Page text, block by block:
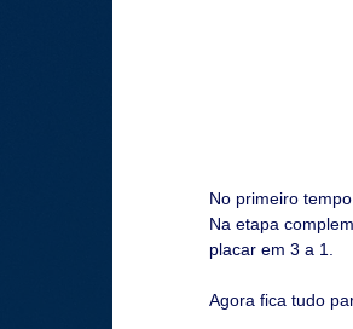
No primeiro
Na etapa
placar em 3 a 1.
Agora fica tudo